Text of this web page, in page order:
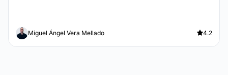
Miguel Ángel Vera Mellado 4.2